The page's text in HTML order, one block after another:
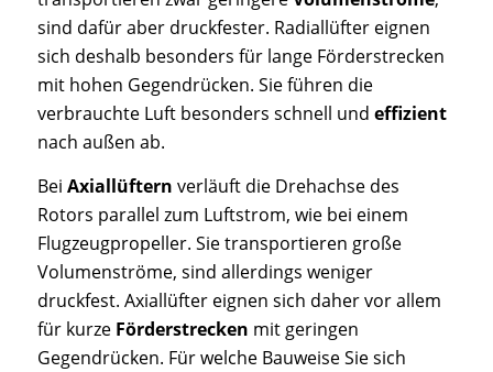
sind dafür aber druckfester. Radiallüfter eignen
sich deshalb besonders für lange Förderstrecken
mit hohen Gegendrücken. Sie führen die
verbrauchte Luft besonders schnell und effizient
nach außen ab.
Bei Axiallüftern verläuft die Drehachse des
Rotors parallel zum Luftstrom, wie bei einem
Flugzeugpropeller. Sie transportieren große
Volumenströme, sind allerdings weniger
druckfest. Axiallüfter eignen sich daher vor allem
für kurze Förderstrecken mit geringen
Gegendrücken. Für welche Bauweise Sie sich